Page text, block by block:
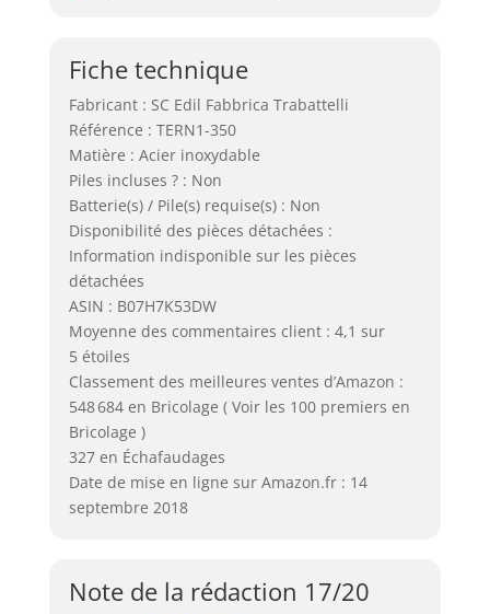
Fiche technique
Fabricant : SC Edil Fabbrica Trabattelli
Référence : TERN1-350
Matière : Acier inoxydable
Piles incluses ? : Non
Batterie(s) / Pile(s) requise(s) : Non
Disponibilité des pièces détachées :
Information indisponible sur les pièces
détachées
ASIN : B07H7K53DW
Moyenne des commentaires client : 4,1 sur
5 étoiles
Classement des meilleures ventes d’Amazon :
548 684 en Bricolage ( Voir les 100 premiers en
Bricolage )
327 en Échafaudages
Date de mise en ligne sur Amazon.fr : 14
septembre 2018
Note de la rédaction 17/20